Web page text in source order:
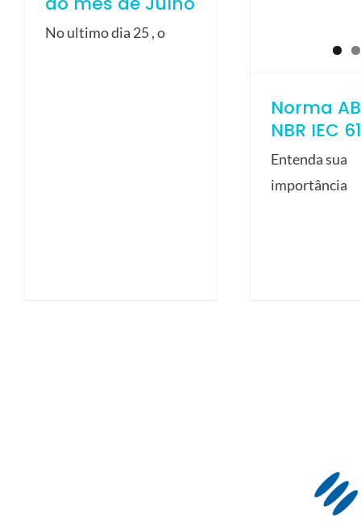
No ultimo dia 25 , o
Norma
NBR IEC
Entenda sua
importância